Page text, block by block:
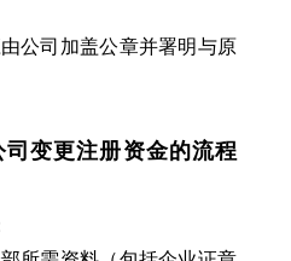
司加盖公章并署明与原
变更注册资金的流程